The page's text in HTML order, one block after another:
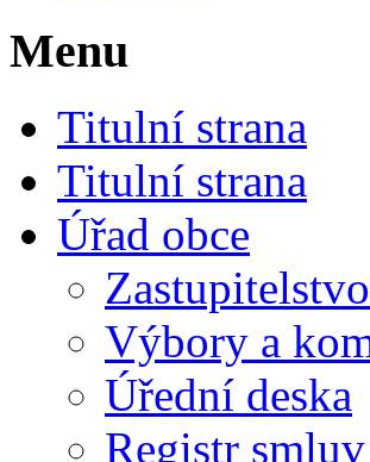
Menu
Titulní strana
Titulní strana
Úřad obce
Výbory a
Úřední deska
Registr smluv